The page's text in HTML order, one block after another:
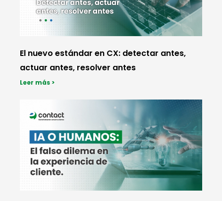
El nuevo estándar en CX: detectar antes,
actuar antes, resolver antes
Leer más >